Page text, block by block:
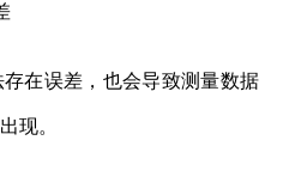
在误差，也会导致测量数据
现。